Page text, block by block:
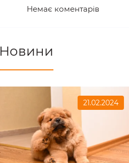
Немає коментарів
Новини
21.02.2024